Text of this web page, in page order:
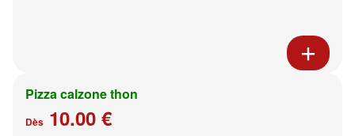
Pizza calzone thon
Dès 10.00 €